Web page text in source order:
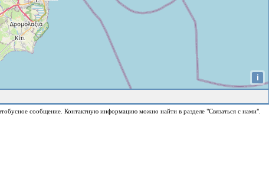
i
сообщение. Контактную информацию можно найти в разделе "Связаться с нами".